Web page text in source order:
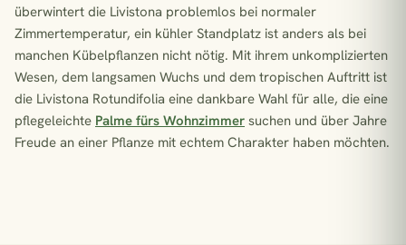
überwintert die Livistona problemlos bei normaler
Zimmertemperatur, ein kühler Standplatz ist anders als bei
manchen Kübelpflanzen nicht nötig. Mit ihrem unkomplizierten
Wesen, dem langsamen Wuchs und dem tropischen Auftritt ist
die Livistona Rotundifolia eine dankbare Wahl für alle, die eine
pflegeleichte Palme fürs Wohnzimmer suchen und über Jahre
Freude an einer Pflanze mit echtem Charakter haben möchten.